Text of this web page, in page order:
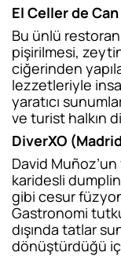
El Celler de
Bu ünlü
pişirilmesi,
ciğerinden
lezzetleriyle
yaratıcı
ve turist halkın
DiverXO
David
karidesli
gibi cesur
Gastronomi
dışında tatlar
dönüştürdüğü